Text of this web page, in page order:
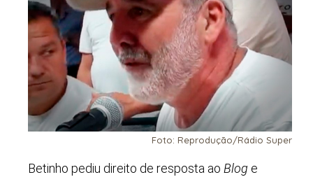
Foto: Reprodução/Rádio Super
Betinho pediu direito de resposta ao Blog e